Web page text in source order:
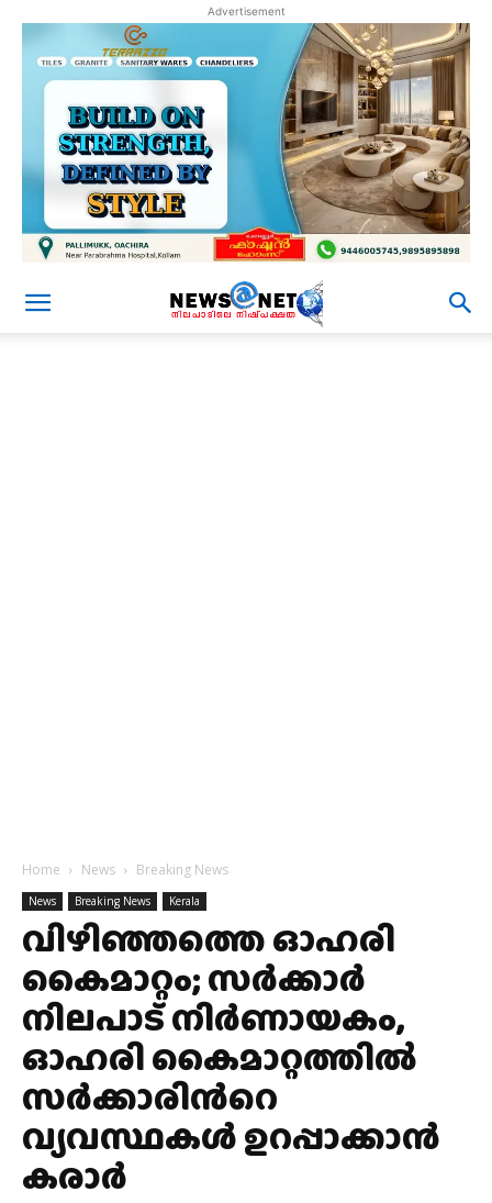
Advertisement
Home News Breaking News
News Breaking News Kerala
വിഴിഞ്ഞത്തെ ഓഹരി
കൈമാറ്റം; സർക്കാർ
നിലപാട് നിർണായകം,
ഓഹരി കൈമാറ്റത്തിൽ
സർക്കാരിന്‍റെ
വ്യവസ്ഥകൾ ഉറപ്പാക്കാൻ
കരാർ